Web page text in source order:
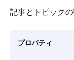
記事とトピックの
プロパティ